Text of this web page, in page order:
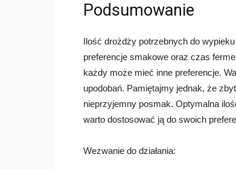
Podsumowanie
Ilość drożdży potrzebnych do
preferencje smakowe oraz czas
każdy może mieć inne preferencje.
upodobań. Pamiętajmy jednak, że
nieprzyjemny posmak. Optymalna
warto dostosować ją do swoich
Wezwanie do działania: